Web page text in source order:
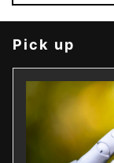
Pick up